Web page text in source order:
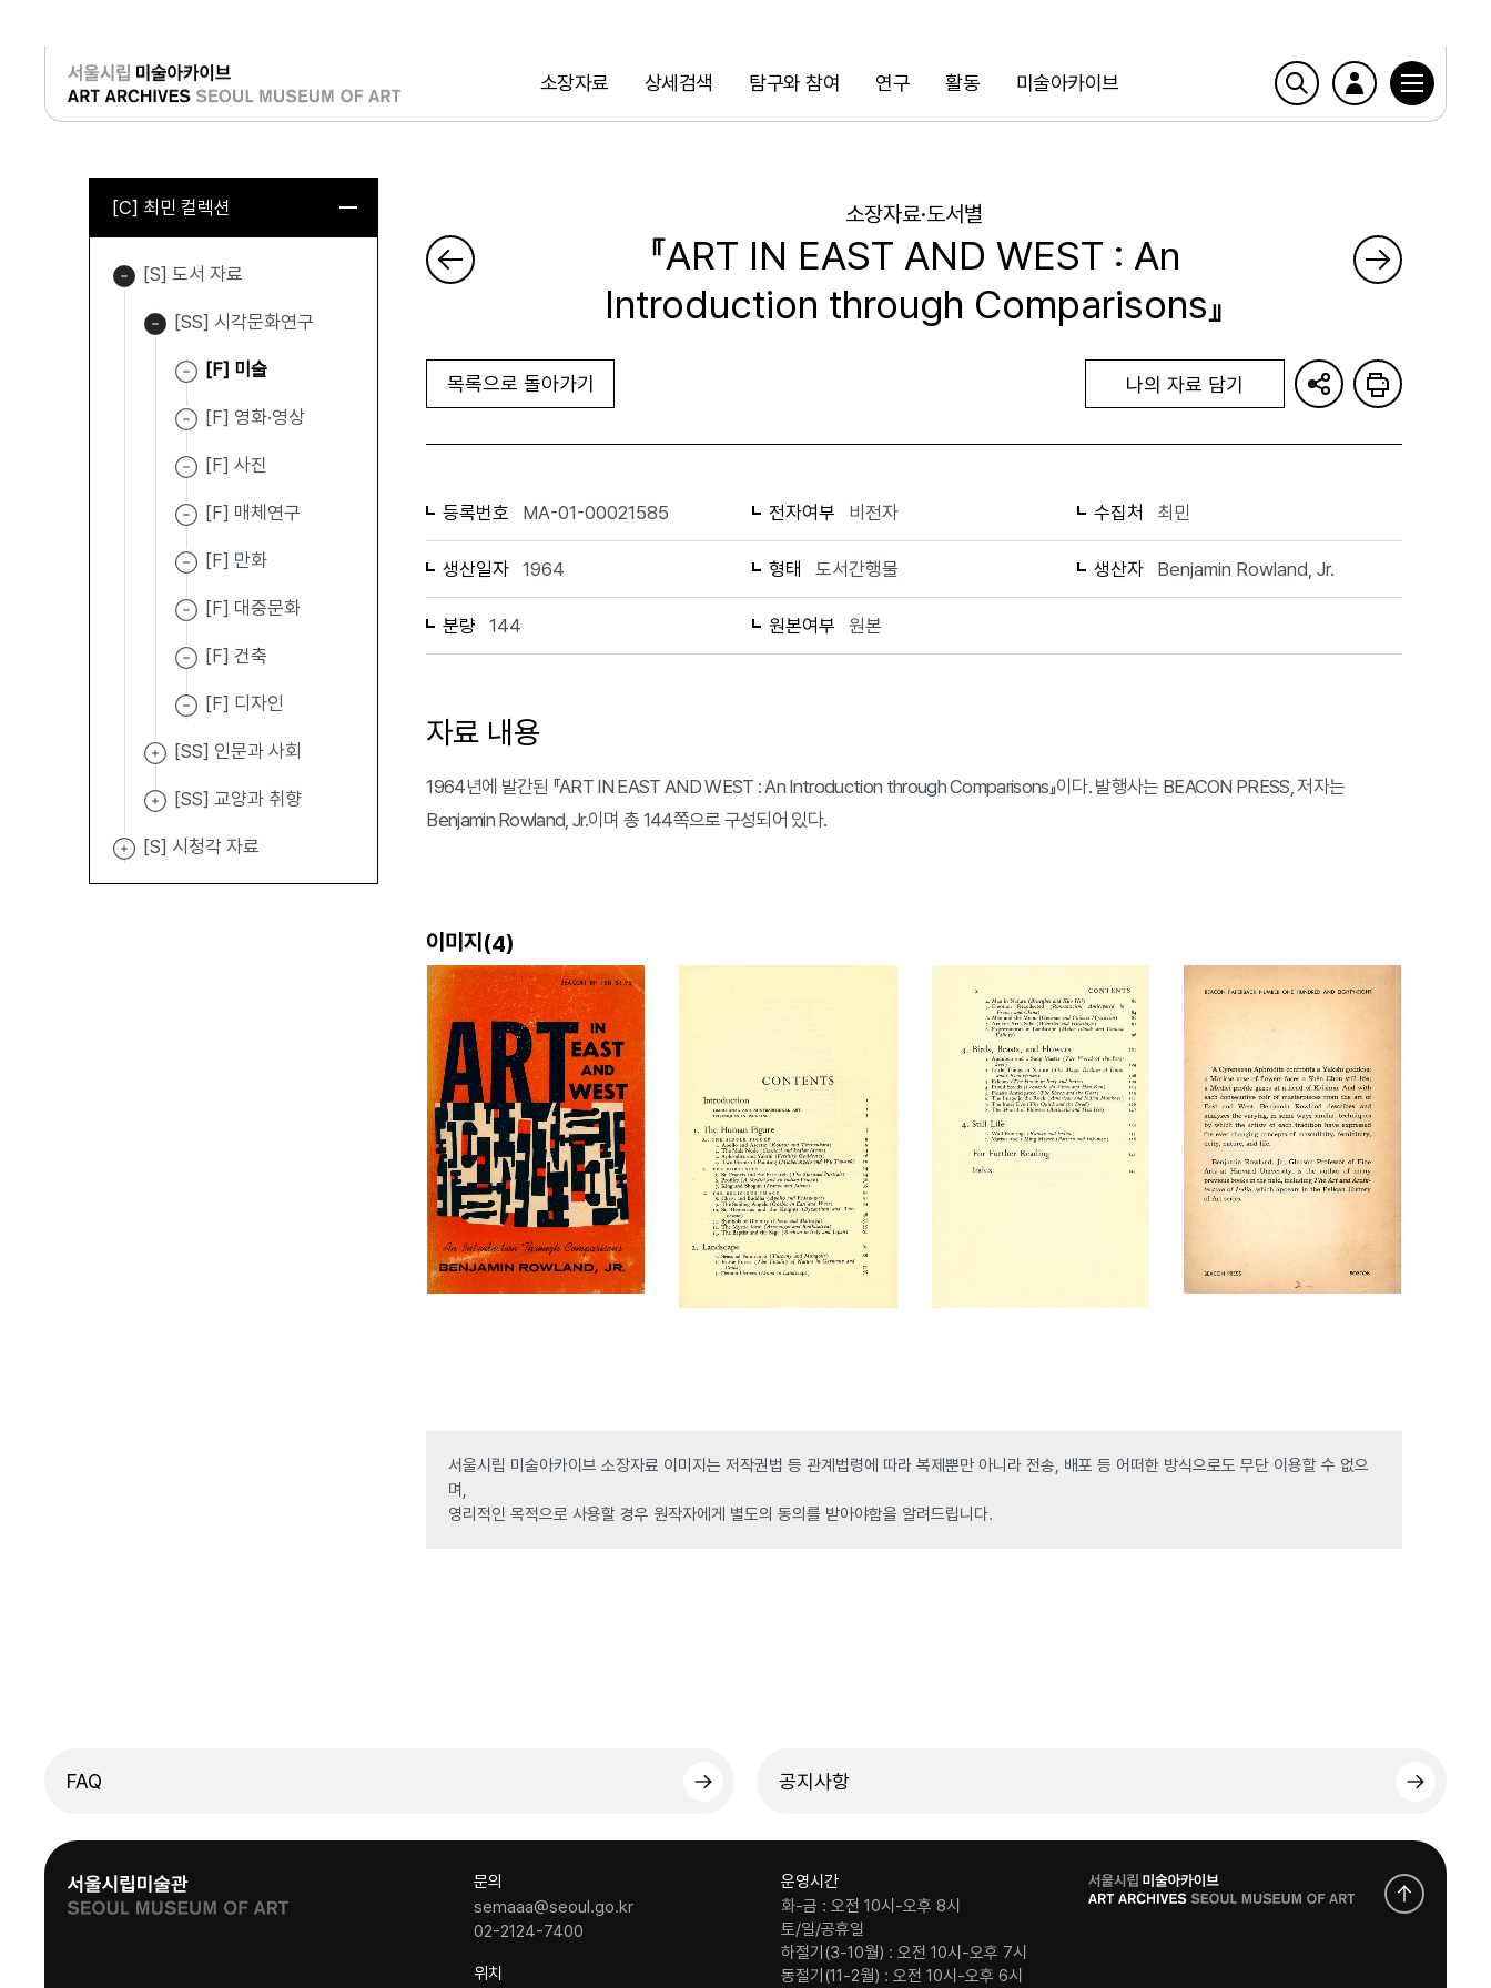
소장자료 상세검색 탐구와 참여 연구 활동 미술아카이브
검색
로그인
[C] 최민 컬렉션
[S] 도서 자료
[SS] 시각문화연구
[F] 미술
[F] 영화·영상
[F] 사진
[F] 매체연구
[F] 만화
[F] 대중문화
[F] 건축
[F] 디자인
[SS] 인문과 사회
[SS] 교양과 취향
[S] 시청각 자료
소장자료·도서별
『ART IN EAST AND WEST : An
Introduction through Comparisons』
목록으로 돌아가기 나의 자료 담기
등록번호 MA-01-00021585 전자여부 비전자 수집처 최민
생산일자 1964 형태 도서간행물 생산자 Benjamin Rowland, Jr.
분량 144 원본여부 원본
자료 내용
1964년에 발간된 『ART IN EAST AND WEST : An Introduction through Comparisons』이다. 발행사는 BEACON PRESS, 저자는
Benjamin Rowland, Jr.이며 총 144쪽으로 구성되어 있다.
이미지(4)
서울시립 미술아카이브 소장자료 이미지는 저작권법 등 관계법령에 따라 복제뿐만 아니라 전송, 배포 등 어떠한 방식으로도 무단 이용할 수 없으
며,
영리적인 목적으로 사용할 경우 원작자에게 별도의 동의를 받아야함을 알려드립니다.
FAQ 공지사항
문의
semaaa@seoul.go.kr
02-2124-7400
위치
운영시간
화-금 : 오전 10시-오후 8시
토/일/공휴일
하절기(3-10월) : 오전 10시-오후 7시
동절기(11-2월) : 오전 10시-오후 6시
로
고